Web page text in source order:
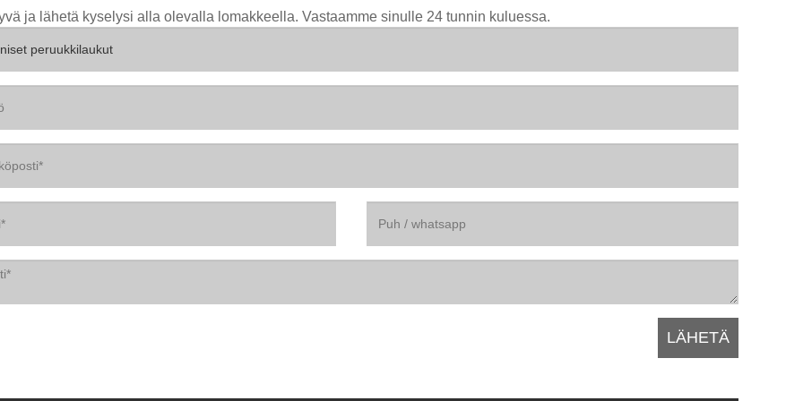
ja lähetä kyselysi alla olevalla lomakkeella. Vastaamme sinulle 24 tunnin kuluessa.